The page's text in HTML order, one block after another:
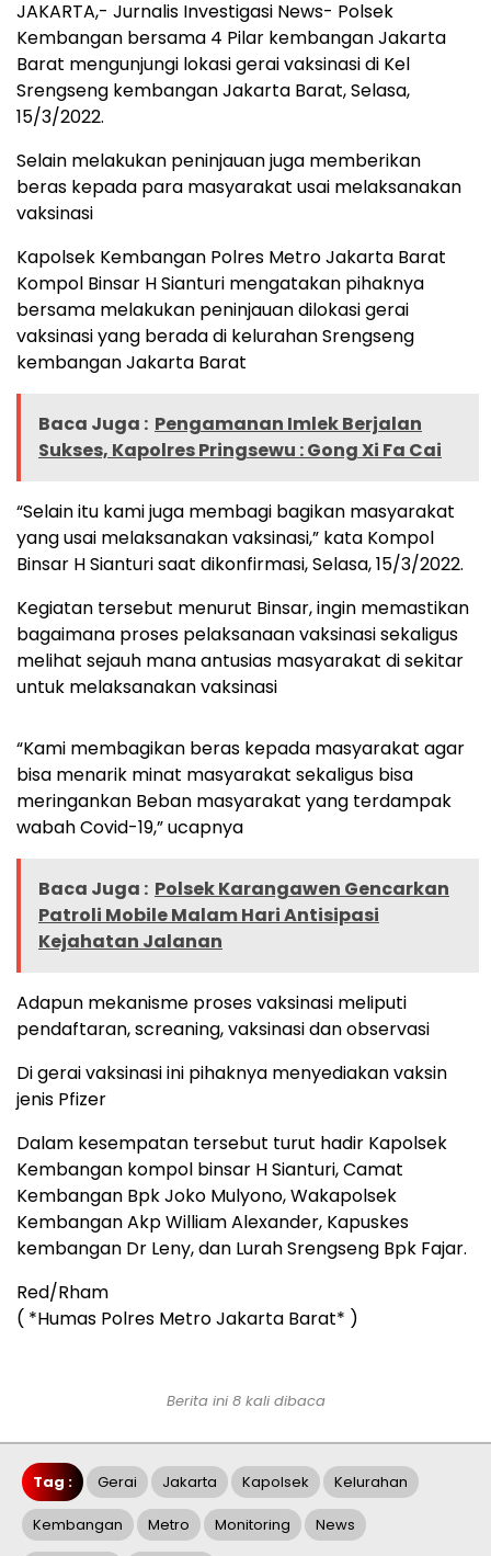
JAKARTA,- Jurnalis Investigasi News- Polsek
Kembangan bersama 4 Pilar kembangan Jakarta
Barat mengunjungi lokasi gerai vaksinasi di Kel
Srengseng kembangan Jakarta Barat, Selasa,
15/3/2022.
Selain melakukan peninjauan juga memberikan
beras kepada para masyarakat usai melaksanakan
vaksinasi
Kapolsek Kembangan Polres Metro Jakarta Barat
Kompol Binsar H Sianturi mengatakan pihaknya
bersama melakukan peninjauan dilokasi gerai
vaksinasi yang berada di kelurahan Srengseng
kembangan Jakarta Barat
Baca Juga : Pengamanan Imlek Berjalan
Sukses, Kapolres Pringsewu : Gong Xi Fa Cai
“Selain itu kami juga membagi bagikan masyarakat
yang usai melaksanakan vaksinasi,” kata Kompol
Binsar H Sianturi saat dikonfirmasi, Selasa, 15/3/2022.
Kegiatan tersebut menurut Binsar, ingin memastikan
bagaimana proses pelaksanaan vaksinasi sekaligus
melihat sejauh mana antusias masyarakat di sekitar
untuk melaksanakan vaksinasi
“Kami membagikan beras kepada masyarakat agar
bisa menarik minat masyarakat sekaligus bisa
meringankan Beban masyarakat yang terdampak
wabah Covid-19,” ucapnya
Baca Juga : Polsek Karangawen Gencarkan
Patroli Mobile Malam Hari Antisipasi
Kejahatan Jalanan
Adapun mekanisme proses vaksinasi meliputi
pendaftaran, screaning, vaksinasi dan observasi
Di gerai vaksinasi ini pihaknya menyediakan vaksin
jenis Pfizer
Dalam kesempatan tersebut turut hadir Kapolsek
Kembangan kompol binsar H Sianturi, Camat
Kembangan Bpk Joko Mulyono, Wakapolsek
Kembangan Akp William Alexander, Kapuskes
kembangan Dr Leny, dan Lurah Srengseng Bpk Fajar.
Red/Rham
( *Humas Polres Metro Jakarta Barat* )
Berita ini 8 kali dibaca
Tag : Gerai Jakarta Kapolsek Kelurahan
Kembangan Metro Monitoring News